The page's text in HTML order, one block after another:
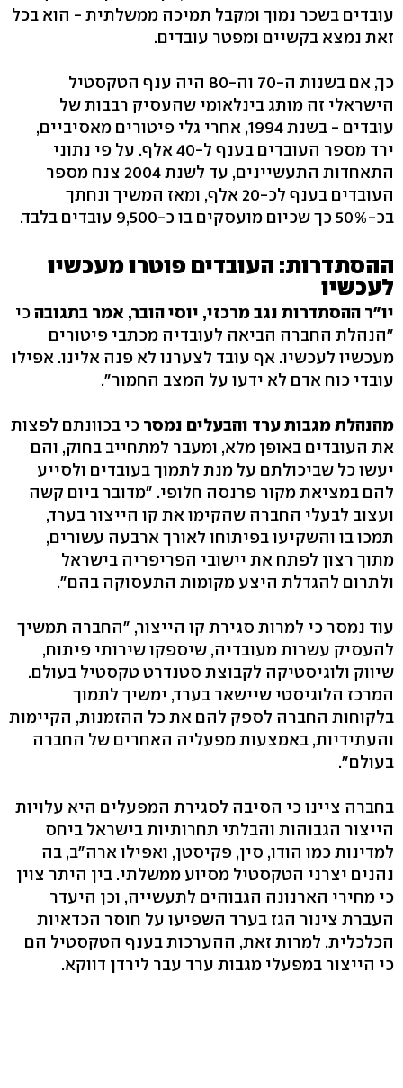
עובדים בשכר נמוך ומקבל תמיכה ממשלתית - הוא בכל
זאת נמצא בקשיים ומפטר עובדים.
כך, אם בשנות ה-70 וה-80 היה ענף הטקסטיל
הישראלי זה מותג בינלאומי שהעסיק רבבות של
עובדים - בשנת 1994, אחרי גלי פיטורים מאסיביים,
ירד מספר העובדים בענף ל-40 אלף. על פי נתוני
התאחדות התעשיינים, עד לשנת 2004 צנח מספר
העובדים בענף לכ-20 אלף, ומאז המשיך ונחתך
בכ-50% כך שכיום מועסקים בו כ-9,500 עובדים בלבד.
ההסתדרות: העובדים פוטרו מעכשיו
לעכשיו
יו"ר ההסתדרות נגב מרכזי, יוסי הובר, אמר בתגובהכי
"הנהלת החברה הביאה לעובדיה מכתבי פיטורים
מעכשיו לעכשיו. אף עובד לצערנו לא פנה אלינו. אפילו
עובדי כוח אדם לא ידעו על המצב החמור".
מהנהלת מגבות ערד והבעלים נמסר כי בכוונתם לפצות
את העובדים באופן מלא, ומעבר למתחייב בחוק, והם
יעשו כל שביכולתם על מנת לתמוך בעובדים ולסייע
להם במציאת מקור פרנסה חלופי. "מדובר ביום קשה
ועצוב לבעלי החברה שהקימו את קו הייצור בערד,
תמכו בו והשקיעו בפיתוחו לאורך ארבעה עשורים,
מתוך רצון לפתח את יישובי הפריפריה בישראל
ולתרום להגדלת היצע מקומות התעסוקה בהם".
עוד נמסר כי למרות סגירת קו הייצור, "החברה תמשיך
להעסיק עשרות מעובדיה, שיספקו שירותי פיתוח,
שיווק ולוגיסטיקה לקבוצת סטנדרט טקסטיל בעולם.
המרכז הלוגיסטי שיישאר בערד, ימשיך לתמוך
בלקוחות החברה לספק להם את כל ההזמנות, הקיימות
והעתידיות, באמצעות מפעליה האחרים של החברה
בעולם".
בחברה ציינו כי הסיבה לסגירת המפעלים היא עלויות
הייצור הגבוהות והבלתי תחרותיות בישראל ביחס
למדינות כמו הודו, סין, פקיסטן, ואפילו ארה״ב, בה
נהנים יצרני הטקסטיל מסיוע ממשלתי. בין היתר צוין
כי מחירי הארנונה הגבוהים לתעשייה, וכן היעדר
העברת צינור הגז בערד השפיעו על חוסר הכדאיות
הכלכלית. למרות זאת, ההערכות בענף הטקסטיל הם
כי הייצור במפעלי מגבות ערד עבר לירדן דווקא.